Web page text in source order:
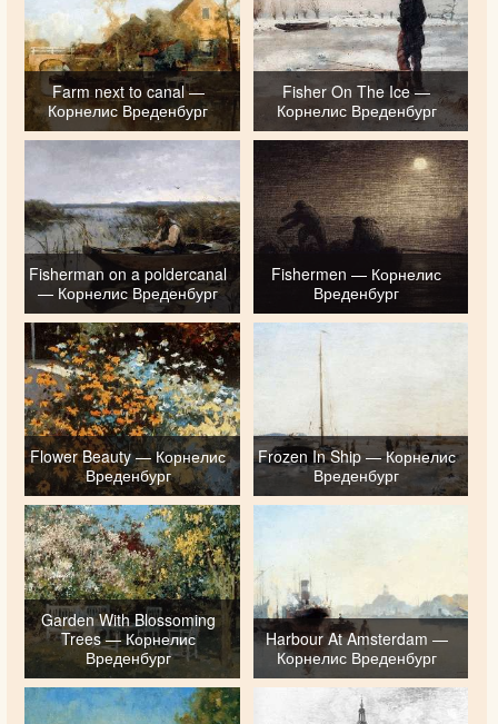
Farm next to canal —
Корнелис Вреденбург
Fisher On The Ice —
Корнелис Вреденбург
Fisherman on a poldercanal
— Корнелис Вреденбург
Fishermen — Корнелис
Вреденбург
Flower Beauty — Корнелис
Вреденбург
Frozen In Ship — Корнелис
Вреденбург
Garden With Blossoming
Trees — Корнелис
Вреденбург
Harbour At Amsterdam —
Корнелис Вреденбург